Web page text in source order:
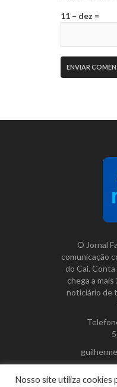
11 − dez =
O Jornal
comunicação
do Caí.
chega a
noticiário de
Nosso site utiliza cookies